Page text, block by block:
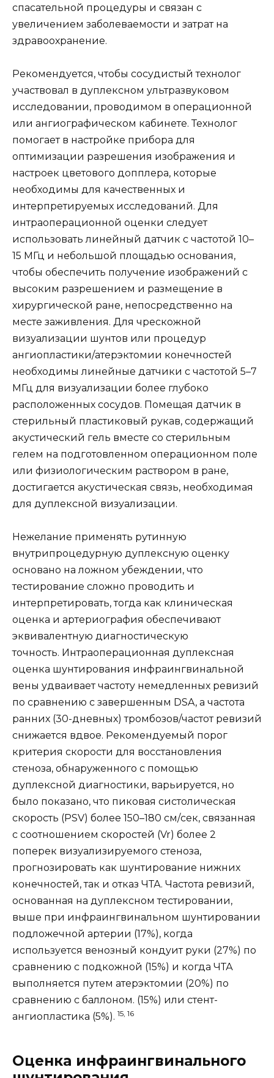
спасательной процедуры и связан с
увеличением заболеваемости и затрат на
здравоохранение.
Рекомендуется, чтобы сосудистый технолог
участвовал в дуплексном ультразвуковом
исследовании, проводимом в операционной
или ангиографическом кабинете. Технолог
помогает в настройке прибора для
оптимизации разрешения изображения и
настроек цветового допплера, которые
необходимы для качественных и
интерпретируемых исследований. Для
интраоперационной оценки следует
использовать линейный датчик с частотой 10–
15 МГц и небольшой площадью основания,
чтобы обеспечить получение изображений с
высоким разрешением и размещение в
хирургической ране, непосредственно на
месте заживления. Для чрескожной
визуализации шунтов или процедур
ангиопластики/атерэктомии конечностей
необходимы линейные датчики с частотой 5–7
МГц для визуализации более глубоко
расположенных сосудов. Помещая датчик в
стерильный пластиковый рукав, содержащий
акустический гель вместе со стерильным
гелем на подготовленном операционном поле
или физиологическим раствором в ране,
достигается акустическая связь, необходимая
для дуплексной визуализации.
Нежелание применять рутинную
внутрипроцедурную дуплексную оценку
основано на ложном убеждении, что
тестирование сложно проводить и
интерпретировать, тогда как клиническая
оценка и артериография обеспечивают
эквивалентную диагностическую
точность. Интраоперационная дуплексная
оценка шунтирования инфраингвинальной
вены удваивает частоту немедленных ревизий
по сравнению с завершенным DSA, а частота
ранних (30-дневных) тромбозов/частот ревизий
снижается вдвое. Рекомендуемый порог
критерия скорости для восстановления
стеноза, обнаруженного с помощью
дуплексной диагностики, варьируется, но
было показано, что пиковая систолическая
скорость (PSV) более 150–180 см/сек, связанная
с соотношением скоростей (Vr) более 2
поперек визуализируемого стеноза,
прогнозировать как шунтирование нижних
конечностей, так и отказ ЧТА. Частота ревизий,
основанная на дуплексном тестировании,
выше при инфраингвинальном шунтировании
подложечной артерии (17%), когда
используется венозный кондуит руки (27%) по
сравнению с подкожной (15%) и когда ЧТА
выполняется путем атерэктомии (20%) по
сравнению с баллоном. (15%) или стент-
ангиопластика (5%). 15, 16
Оценка инфраингвинального